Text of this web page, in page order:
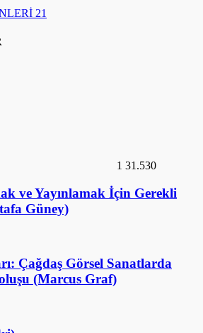
Çağdaş Görsel Sanatlarda
(Marcus Graf)
Adlı Romanları